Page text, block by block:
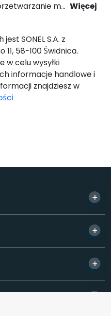
informacje handlowe i marketingowe, zgodnie z art. 6 ust. 1 lit. a) Ogólnego Rozporządzenia o Ochronie Danych (RODO).
Więcej
SONEL S.A. z
11, 58-100 Świdnica.
w celu wysyłki
informacje handlowe i
znajdziesz w
+
+
+